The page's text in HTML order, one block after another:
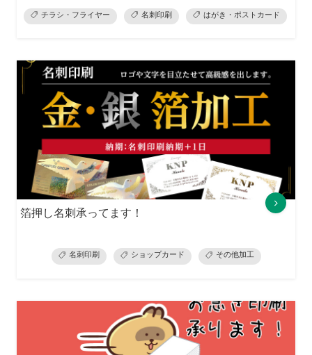
チラシ・フライヤー 名刺印刷 はがき・ポストカード
箔押し名刺承ってます！
名刺印刷 ショップカード その他加工